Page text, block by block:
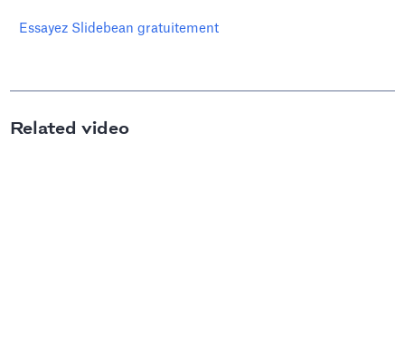
Essayez Slidebean gratuitement
Related video